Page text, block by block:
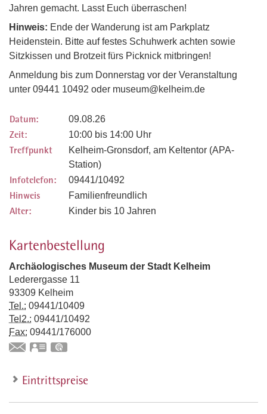
Jahren gemacht. Lasst Euch überraschen!
Hinweis: Ende der Wanderung ist am Parkplatz
Heidenstein. Bitte auf festes Schuhwerk achten sowie
Sitzkissen und Brotzeit fürs Picknick mitbringen!
Anmeldung bis zum Donnerstag vor der Veranstaltung
unter 09441 10492 oder museum@kelheim.de
Datum: 09.08.26
Zeit: 10:00 bis 14:00 Uhr
Treffpunkt
Kelheim-Gronsdorf, am Keltentor (APA-
Station)
Infotelefon: 09441/10492
Hinweis Familienfreundlich
Alter: Kinder bis 10 Jahren
Kartenbestellung
Archäologisches Museum der Stadt Kelheim
Lederergasse 11
93309 Kelheim
Tel.: 09441/10409
Tel2.: 09441/10492
Fax: 09441/176000
vCard
Eintrittspreise